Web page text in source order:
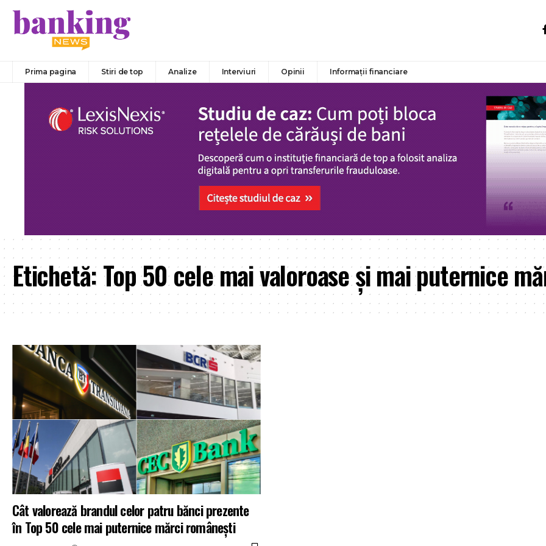
Prima pagina Stiri de top Analize Interviuri Opinii Informații financiare
Etichetă:Top 50 cele mai valoroase și mai puternice
Cât valorează brandul celor patru bănci prezente
în Top 50 cele mai puternice mărci românești